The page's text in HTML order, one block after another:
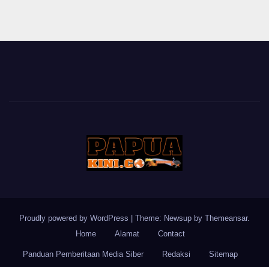
Proudly powered by WordPress Theme: Newsup by Themeansar.
Home
Alamat Contact
Panduan Pemberitaan Media Siber Redaksi Sitemap